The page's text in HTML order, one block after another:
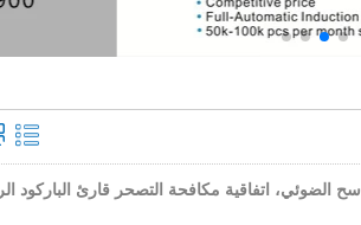
الضوئي، اتفاقية مكافحة التصحر قارئ الباركود الرأ